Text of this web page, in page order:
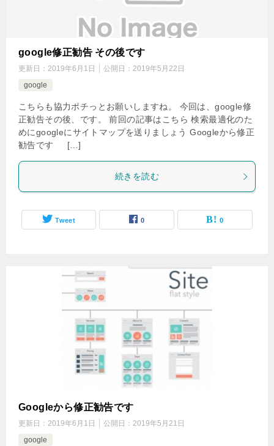
google修正勧告 その後です
更新日： 2019年6月1日 公開日： 2019年5月22日
google
こちらも協力ポチっとお願いしますね。 今回は、google修
正勧告その後、です。 前回の記事はこちら 検索最適化のた
めにgoogleにサイトマップを送りましょう Googleから修正
勧告です […]
続きを読む
Tweet 0 0
Googleから修正勧告です
更新日： 2019年6月1日 公開日： 2019年5月21日
google